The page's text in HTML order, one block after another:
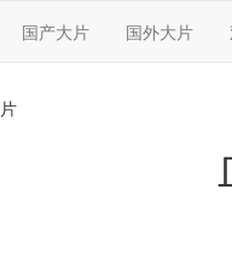
国产大片 国外大片